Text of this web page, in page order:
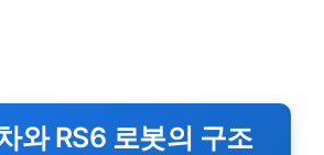
와 RS6 로봇의 구조